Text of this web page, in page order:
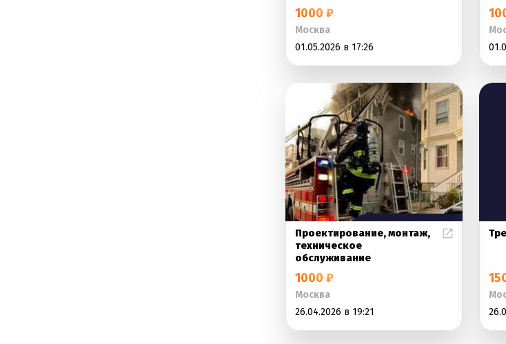
1000 ₽
Москва
01.05.2026 в 17:26
Проектирование, монтаж,
техническое
обслуживание
1000 ₽
Москва
26.04.2026 в 19:21